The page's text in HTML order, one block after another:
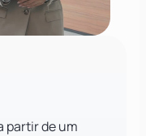
partir de um